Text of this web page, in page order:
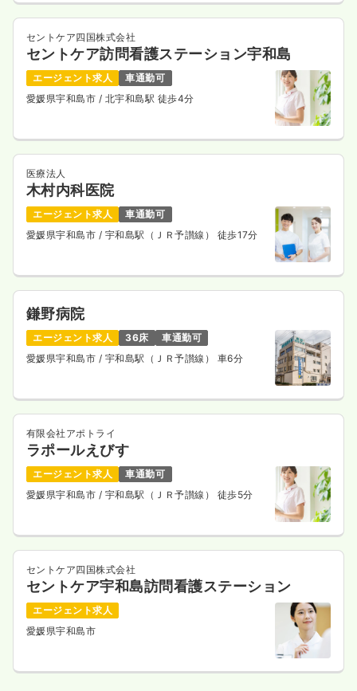
セントケア四国株式会社
セントケア訪問看護ステーション宇和島
エージェント求人
車通勤可
愛媛県宇和島市 / 北宇和島駅 徒歩4分
医療法人
木村内科医院
エージェント求人
車通勤可
愛媛県宇和島市 / 宇和島駅（ＪＲ予讃線） 徒歩17分
鎌野病院
エージェント求人 36床
車通勤可
愛媛県宇和島市 / 宇和島駅（ＪＲ予讃線） 車6分
有限会社アポトライ
ラポールえびす
エージェント求人
車通勤可
愛媛県宇和島市 / 宇和島駅（ＪＲ予讃線） 徒歩5分
セントケア四国株式会社
セントケア宇和島訪問看護ステーション
エージェント求人
愛媛県宇和島市